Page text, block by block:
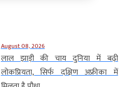
August 08, 2026
लाल झाड़ी की चाय दुनिया में बढ़ी
लोकप्रियता, सिर्फ दक्षिण अफ्रीका में